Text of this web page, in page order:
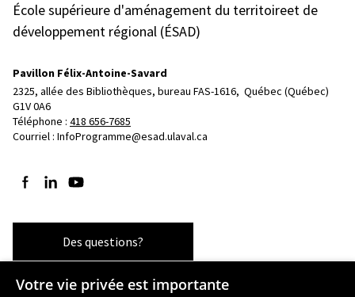
École supérieure d'aménagement du territoireet de
développement régional (ÉSAD)
Pavillon Félix-Antoine-Savard
2325, allée des Bibliothèques, bureau FAS-1616, Québec (Québec)
G1V 0A6
Téléphone : 418 656-7685
Courriel : InfoProgramme@esad.ulaval.ca
Suivez-nous sur Facebook
Suivez-nous sur LinkedIn
Suivez-nous sur YouTube
Des questions?
Votre vie privée est importante